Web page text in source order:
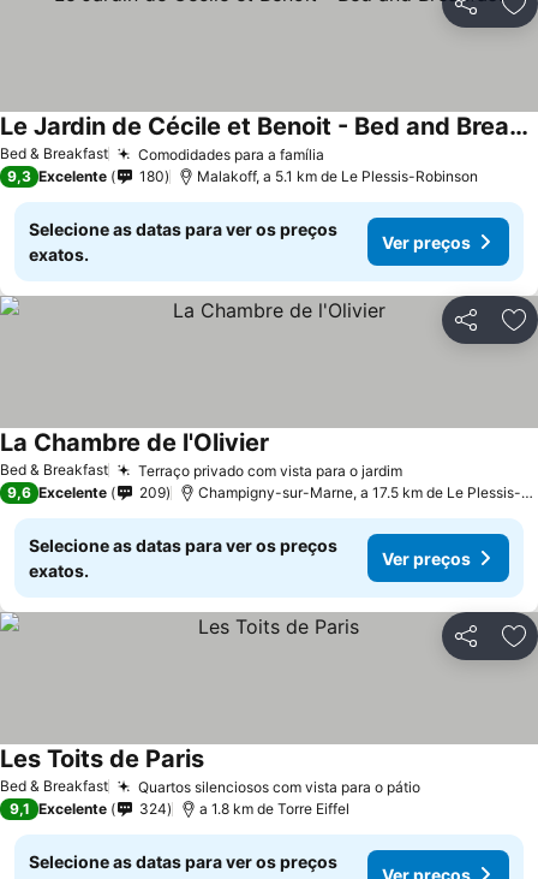
Partilhar
Bed & Breakfast Comodidades para a família
Le Jardin de Cécile et Benoit - Bed and Breakfast
9,3 Excelente 180 Malakoff, a 5.1 km de Le Plessis-Robinson
Selecione as datas para ver os preços
exatos.
Ver preços
Partilhar
Bed & Breakfast Terraço privado com vista para o jardim
La Chambre de l'Olivier
9,6 Excelente 209 Champigny-sur-Marne, a 17.5 km de Le Plessis-Robinson
Selecione as datas para ver os preços
exatos.
Ver preços
Partilhar
Bed & Breakfast Quartos silenciosos com vista para o pátio
Les Toits de Paris
9,1 Excelente 324 a 1.8 km de Torre Eiffel
Selecione as datas para ver os preços
Ver preços